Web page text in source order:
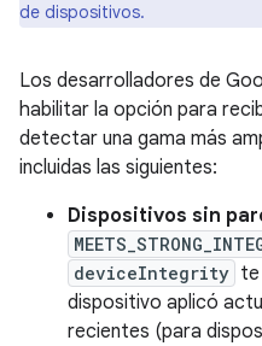
de dispositivos.
Los desarrolladores de
habilitar la opción para
detectar una gama más
incluidas las siguientes:
Dispositivos sin
deviceIntegrity te
dispositivo aplicó
recientes (para